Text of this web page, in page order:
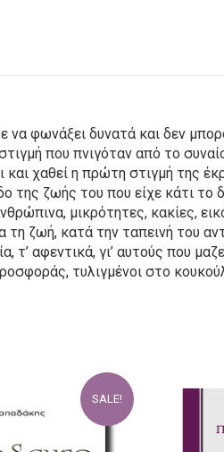
να φωνάξει δυνατά και δεν
που πνιγόταν από το
χαθεί η πρώτη στιγμή της
της ζωής του που είχε κάτι το
μικρότητες, κακίες,
ζωή, κατά την ταπεινή του
αφεντικά, γι’ αυτούς που
τυλιγμένοι στο
SALE!